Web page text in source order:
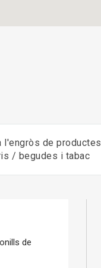
l'engròs de productes
/ begudes i tabac
de